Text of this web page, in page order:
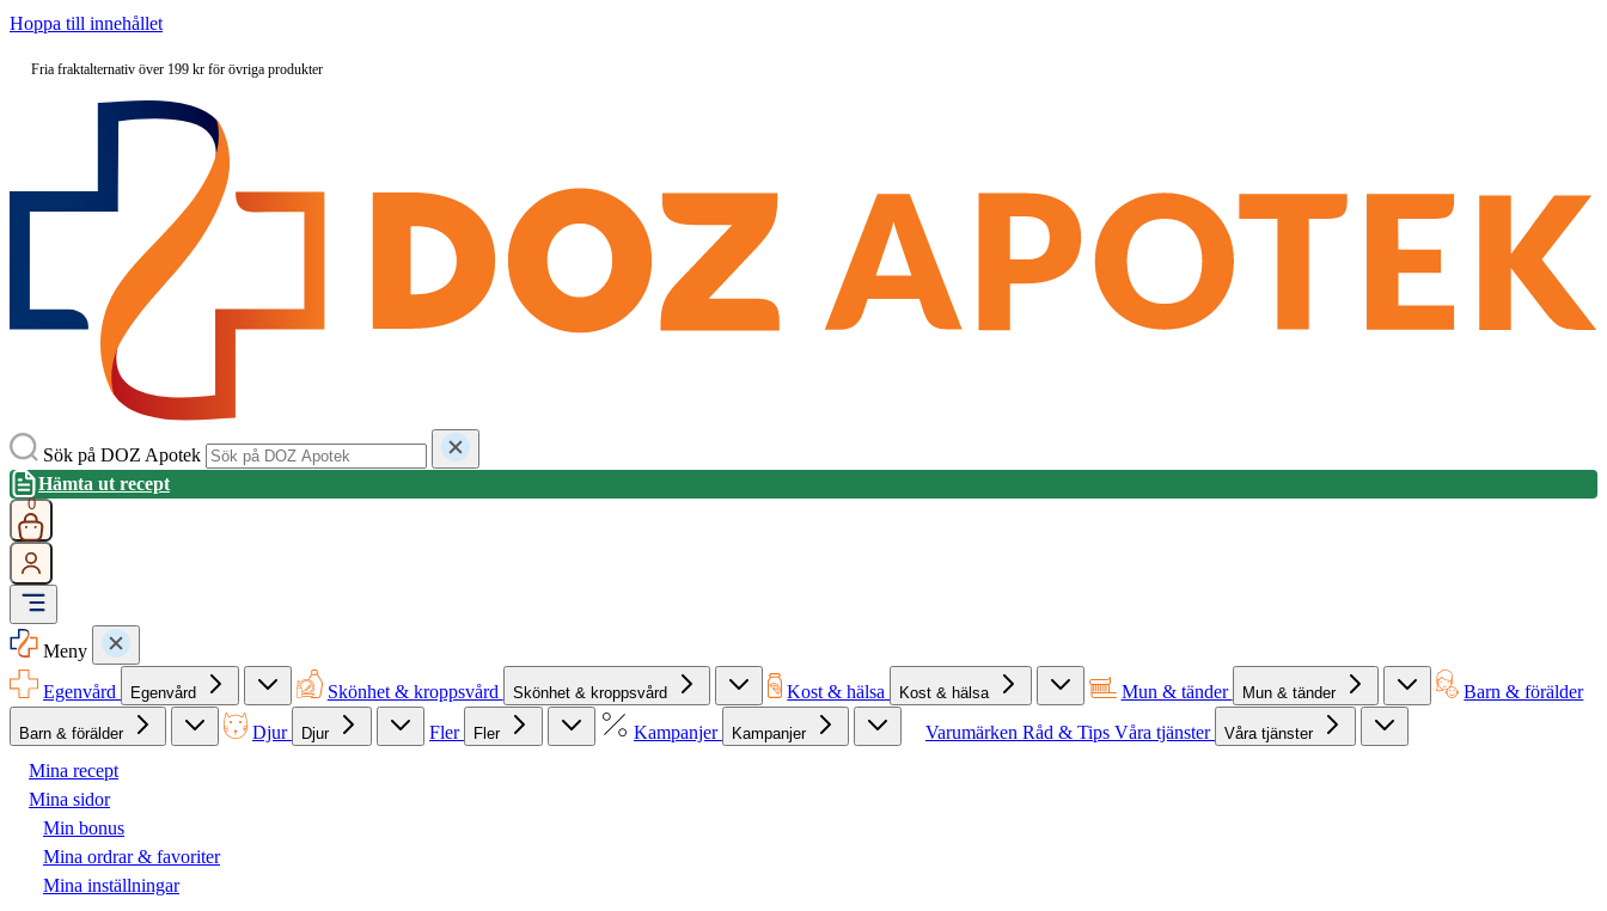
Hoppa till innehållet
Fria fraktalternativ över 199 kr för övriga produkter
Sök på DOZ Apotek
Hämta ut recept
0
Meny
Egenvård
Egenvård Skönhet & kroppsvård Skönhet & kroppsvård Kost & hälsa Kost & hälsa Mun & tänder Mun & tänder Barn & förälder
Barn & förälder Djur Djur Fler Fler Kampanjer Kampanjer Varumärken Råd & Tips Våra tjänster Våra tjänster
Mina recept
Mina sidor
Min bonus
Mina ordrar & favoriter
Mina inställningar